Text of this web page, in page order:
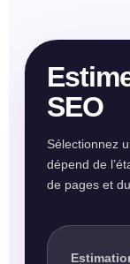
SEO
Sélectionnez
dépend de
de pages et